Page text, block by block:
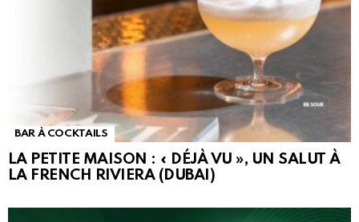
BAR À COCKTAILS
LA PETITE MAISON : « DÉJÀ VU », UN SALUT À
LA FRENCH RIVIERA (DUBAI)